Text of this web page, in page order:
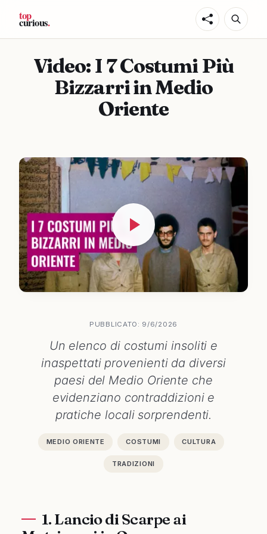
Video: I 7 Costumi Più
Bizzarri in Medio
Oriente
PUBBLICATO: 9/6/2026
Un elenco di costumi insoliti e
inaspettati provenienti da diversi
paesi del Medio Oriente che
evidenziano contraddizioni e
pratiche locali sorprendenti.
MEDIO ORIENTE COSTUMI CULTURA
TRADIZIONI
1. Lancio di Scarpe ai